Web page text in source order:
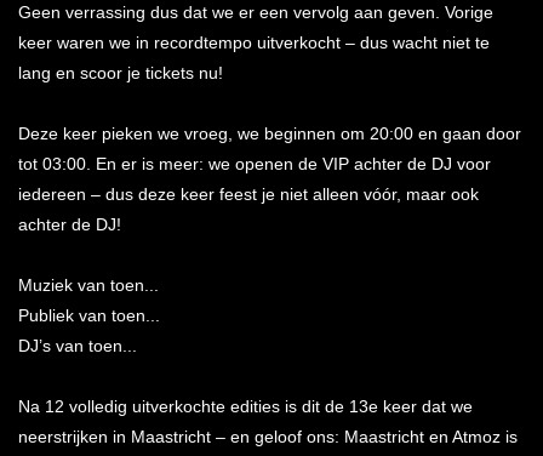
Geen verrassing dus dat we er een vervolg aan geven. Vorige
keer waren we in recordtempo uitverkocht – dus wacht niet te
lang en scoor je tickets nu!
Deze keer pieken we vroeg, we beginnen om 20:00 en gaan door
tot 03:00. En er is meer: we openen de VIP achter de DJ voor
iedereen – dus deze keer feest je niet alleen vóór, maar ook
achter de DJ!
Muziek van toen...
Publiek van toen...
DJ’s van toen...
Na 12 volledig uitverkochte edities is dit de 13e keer dat we
neerstrijken in Maastricht – en geloof ons: Maastricht en Atmoz is